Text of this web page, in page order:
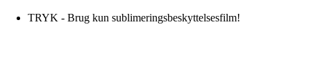
TRYK - Brug kun sublimeringsbeskyttelsesfilm!